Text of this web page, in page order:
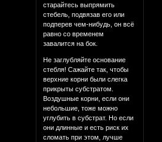
старайтесь выпрямить
стебель, подвязав его или
подперев чем-нибудь, он всё
равно со временем
завалится на бок.
Не заглубляйте основание
стебля! Сажайте так, чтобы
верхние корни были слегка
прикрыты субстратом.
Воздушные корни, если они
небольшие, тоже можно
углубить в субстрат. Но если
они длинные и есть риск их
сломать при этом, лучше